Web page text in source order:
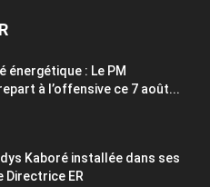
énergétique : Le PM
à l’offensive ce 7 août...
Kaboré installée dans ses
ER